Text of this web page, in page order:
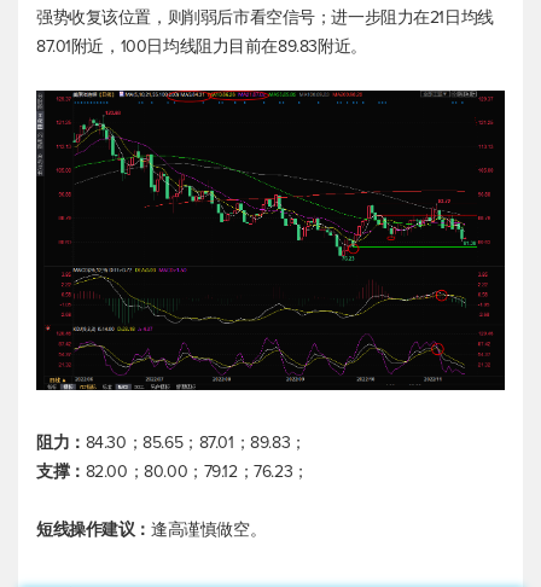
强势收复该位置，则削弱后市看空信号；进一步阻力在21日均线
87.01附近，100日均线阻力目前在89.83附近。
阻力： 84.30；85.65；87.01；89.83；
支撑： 82.00；80.00；79.12；76.23；
短线操作建议：逢高谨慎做空。